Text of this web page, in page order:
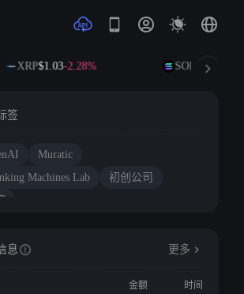
XRP$1.03-2.28% SOL $73.12
签
Muratic
Machines Lab
初创公司
息 更多
金额
时间